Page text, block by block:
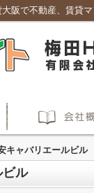
阪で不動産、賃貸
キャバリエールビル
ビル